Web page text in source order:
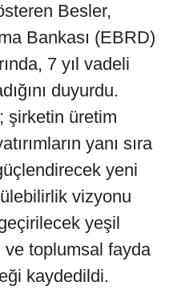
Besler,
Bankası (EBRD)
7 yıl vadeli
duyurdu.
şirketin üretim
yanı sıra
yeni
vizyonu
yeşil
ve toplumsal fayda
kaydedildi.